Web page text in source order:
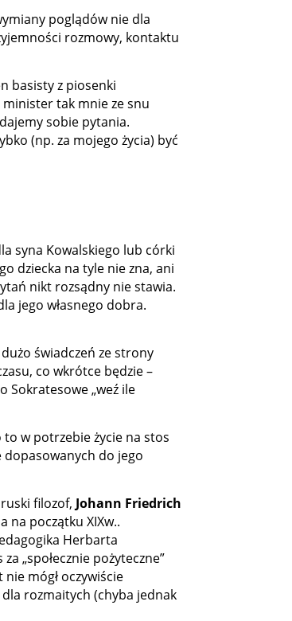
poglądów nie dla
rozmowy, kontaktu
basisty z piosenki
minister tak mnie ze snu
sobie pytania.
(np. za mojego życia) być
syna Kowalskiego lub córki
dziecka na tyle nie zna, ani
nikt rozsądny nie stawia.
jego własnego dobra.
świadczeń ze strony
co wkrótce będzie –
Sokratesowe „weź ile
to w potrzebie życie na stos
dopasowanych do jego
filozof, Johann Friedrich
początku XIXw..
Herbarta
„społecznie pożyteczne”
mógł oczywiście
rozmaitych (chyba jednak